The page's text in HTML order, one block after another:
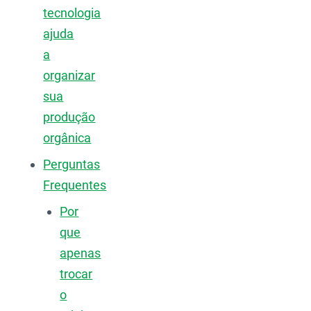
tecnologia
ajuda
a
organizar
sua
produção
orgânica
Perguntas
Frequentes
Por
que
apenas
trocar
o